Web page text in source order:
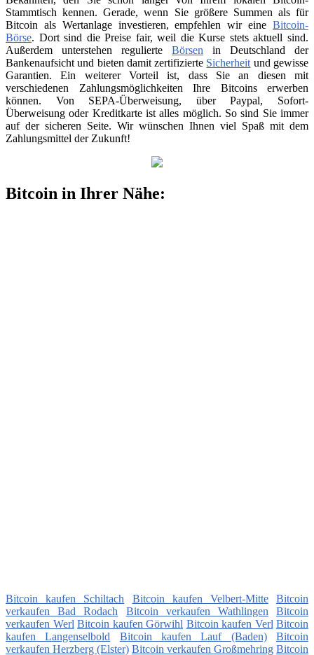
Stammtisch kennen. Gerade, wenn Sie größere Summen als für
Bitcoin als Wertanlage investieren, empfehlen wir eine Bitcoin-
Börse. Dort sind die Preise fair, weil die Kurse stets aktuell sind.
Außerdem unterstehen regulierte Börsen in Deutschland der
Bankenaufsicht und bieten damit zertifizierte Sicherheit und gewisse
Garantien. Ein weiterer Vorteil ist, dass Sie an diesen mit
verschiedenen Zahlungsmöglichkeiten Ihre Bitcoins erwerben
können. Von SEPA-Überweisung, über Paypal, Sofort-
Überweisung oder Kreditkarte ist alles möglich. So sind Sie immer
auf der sicheren Seite. Wir wünschen Ihnen viel Spaß mit dem
Zahlungsmittel der Zukunft!
Bitcoin in Ihrer Nähe:
Bitcoin kaufen Schiltach Bitcoin kaufen Velbert-Mitte
Bitcoin
verkaufen Bad Rodach
Bitcoin verkaufen Wathlingen
Bitcoin
verkaufen Werl Bitcoin kaufen Görwihl Bitcoin kaufen Verl Bitcoin
kaufen Langenselbold
Bitcoin kaufen Lauf (Baden)
Bitcoin
verkaufen Herzberg (Elster) Bitcoin verkaufen Großmehring Bitcoin